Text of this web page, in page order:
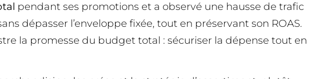
pendant ses promotions et a observé une hausse de trafic
dépasser l’enveloppe fixée, tout en préservant son ROAS.
la promesse du budget total : sécuriser la dépense tout en